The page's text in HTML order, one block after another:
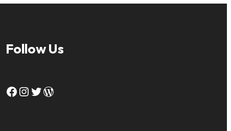
Follow Us
Facebook Instagram Twitter WordPress